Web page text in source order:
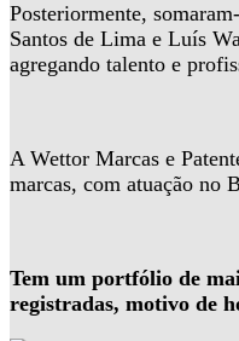
Posteriormente,
Santos de Lima e Luís
agregando talento e
A Wettor Marcas e
marcas, com atuação no
Tem um portfólio de
registradas, motivo de